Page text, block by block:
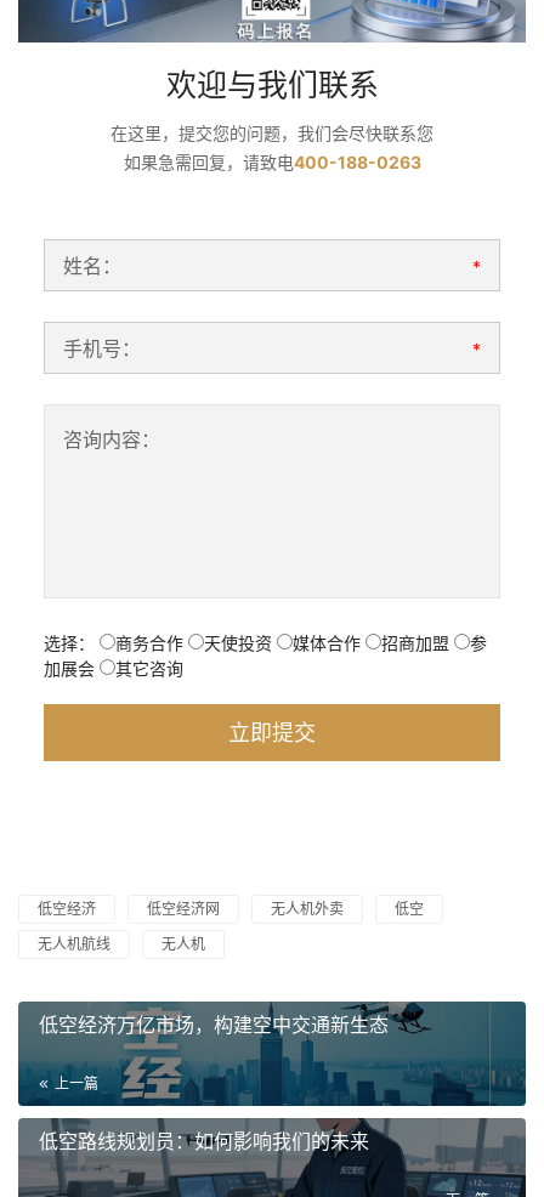
欢迎与我们联系
在这里，提交您的问题，我们会尽快联系您
如果急需回复，请致电400-188-0263
姓名： *
手机号： *
咨询内容：
选择： 商务合作 天使投资 媒体合作 招商加盟
参
加展会
其它咨询
低空经济 低空经济网 无人机外卖
低空
无人机航线
无人机
低空经济万亿市场，构建空中交通新生态
上一篇
低空路线规划员：如何影响我们的未来